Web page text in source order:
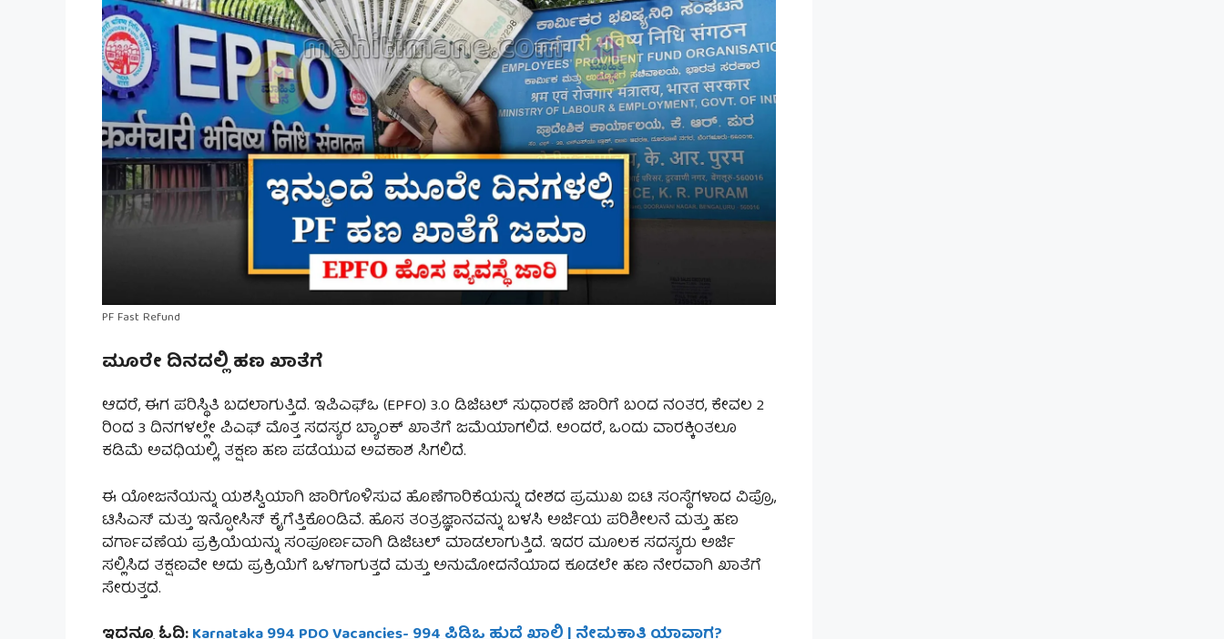
PF Fast Refund
ಮೂರೇ ದಿನದಲ್ಲಿ ಹಣ ಖಾತೆಗೆ
ಆದರೆ, ಈಗ ಪರಿಸ್ಥಿತಿ ಬದಲಾಗುತ್ತಿದೆ. ಇಪಿಎಫ್‌ಒ (EPFO) 3.0 ಡಿಜಿಟಲ್ ಸುಧಾರಣೆ ಜಾರಿಗೆ ಬಂದ ನಂತರ, ಕೇವಲ 2
ರಿಂದ 3 ದಿನಗಳಲ್ಲೇ ಪಿಎಫ್ ಮೊತ್ತ ಸದಸ್ಯರ ಬ್ಯಾಂಕ್ ಖಾತೆಗೆ ಜಮೆಯಾಗಲಿದೆ. ಅಂದರೆ, ಒಂದು ವಾರಕ್ಕಿಂತಲೂ
ಕಡಿಮೆ ಅವಧಿಯಲ್ಲಿ, ತಕ್ಷಣ ಹಣ ಪಡೆಯುವ ಅವಕಾಶ ಸಿಗಲಿದೆ.
ಈ ಯೋಜನೆಯನ್ನು ಯಶಸ್ವಿಯಾಗಿ ಜಾರಿಗೊಳಿಸುವ ಹೊಣೆಗಾರಿಕೆಯನ್ನು ದೇಶದ ಪ್ರಮುಖ ಐಟಿ ಸಂಸ್ಥೆಗಳಾದ ವಿಪ್ರೊ,
ಟಿಸಿಎಸ್ ಮತ್ತು ಇನ್ಫೋಸಿಸ್ ಕೈಗೆತ್ತಿಕೊಂಡಿವೆ. ಹೊಸ ತಂತ್ರಜ್ಞಾನವನ್ನು ಬಳಸಿ ಅರ್ಜಿಯ ಪರಿಶೀಲನೆ ಮತ್ತು ಹಣ
ವರ್ಗಾವಣೆಯ ಪ್ರಕ್ರಿಯೆಯನ್ನು ಸಂಪೂರ್ಣವಾಗಿ ಡಿಜಿಟಲ್ ಮಾಡಲಾಗುತ್ತಿದೆ. ಇದರ ಮೂಲಕ ಸದಸ್ಯರು ಅರ್ಜಿ
ಸಲ್ಲಿಸಿದ ತಕ್ಷಣವೇ ಅದು ಪ್ರಕ್ರಿಯೆಗೆ ಒಳಗಾಗುತ್ತದೆ ಮತ್ತು ಅನುಮೋದನೆಯಾದ ಕೂಡಲೇ ಹಣ ನೇರವಾಗಿ ಖಾತೆಗೆ
ಸೇರುತ್ತದೆ.